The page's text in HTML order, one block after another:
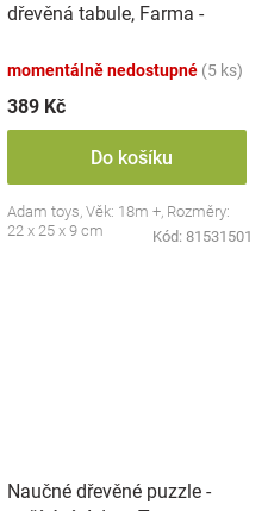
dřevěná tabule, Farma -
momentálně nedostupné (5 ks)
389 Kč
Do košíku
Adam toys, Věk: 18m +, Rozměry:
22 x 25 x 9 cm
Kód: 81531501
Naučné dřevěné puzzle -